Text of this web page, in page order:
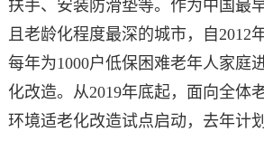
扶手、安装防滑垫等。作为中国最
且老龄化程度最深的城市，自2012
每年为1000户低保困难老年人家庭
化改造。从2019年底起，面向全体
环境适老化改造试点启动，去年计